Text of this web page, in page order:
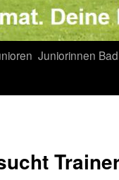
Juniorinnen